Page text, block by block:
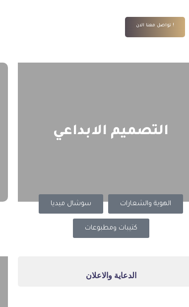
تواصل معنا الان !
التصميم الابداعي
سوشال ميديا الهوية والشعارات
كتيبات ومطبوعات
الدعاية والاعلان